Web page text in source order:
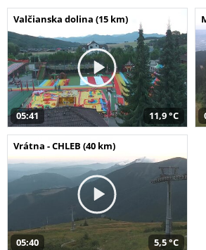
Valčianska dolina (15 km)
05:41 11,9 °C
Vrátna - CHLEB (40 km)
05:40 5,5 °C